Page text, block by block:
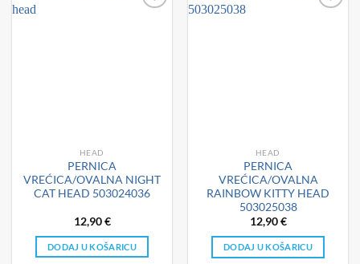
HEAD
PERNICA
VREĆICA/OVALNA NIGHT
CAT HEAD 503024036
12,90€
DODAJ U KOŠARICU
HEAD
PERNICA
VREĆICA/OVALNA
RAINBOW KITTY HEAD
503025038
12,90€
DODAJ U KOŠARICU